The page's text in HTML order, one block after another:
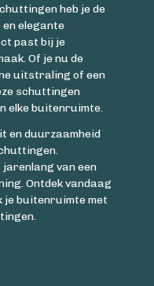
heb je de
en elegante
past bij je
Of je nu de
uitstraling of een
schuttingen
elke buitenruimte.
en duurzaamheid
van een
Ontdek vandaag
je buitenruimte met